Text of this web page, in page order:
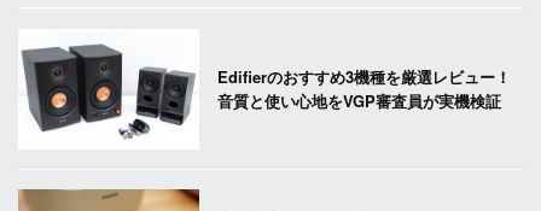
Edifierのおすすめ3機種を厳選レビュー！
音質と使い心地をVGP審査員が実機検証